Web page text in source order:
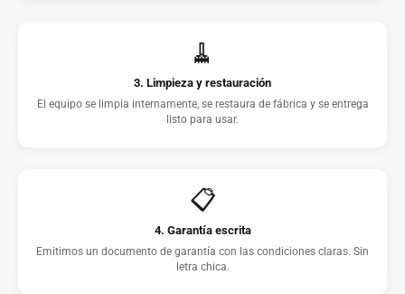
🧹
3. Limpieza y restauración
El equipo se limpia internamente, se restaura de fábrica y se entrega
listo para usar.
📋
4. Garantía escrita
Emitimos un documento de garantía con las condiciones claras. Sin
letra chica.